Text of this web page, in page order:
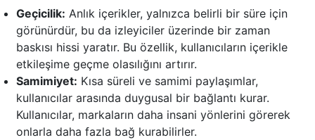
Geçicilik: Anlık içerikler, yalnızca belirli bir süre için
görünürdür, bu da izleyiciler üzerinde bir zaman
baskısı hissi yaratır. Bu özellik, kullanıcıların içerikle
etkileşime geçme olasılığını artırır.
Samimiyet: Kısa süreli ve samimi paylaşımlar,
kullanıcılar arasında duygusal bir bağlantı kurar.
Kullanıcılar, markaların daha insani yönlerini görerek
onlarla daha fazla bağ kurabilirler.